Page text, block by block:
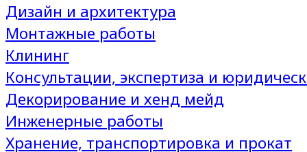
Дизайн и архитектура
Монтажные работы
Клининг
Консультации, экспертиза и
Декорирование и хенд мейд
Инженерные работы
Хранение, транспортировка и прокат